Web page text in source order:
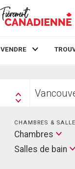
VENDRE
votre
Price
CHAMBRES &
Chambres
Salles de bain